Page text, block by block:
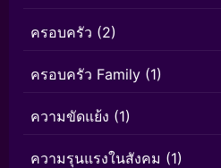
ครอบครัว (2)
ครอบครัว Family (1)
ความขัดแย้ง (1)
ความรุนแรงในสังคม (1)